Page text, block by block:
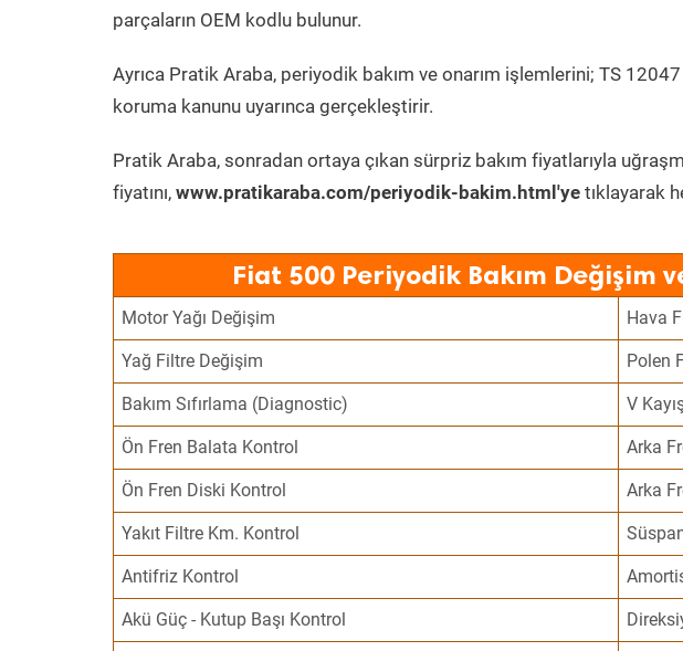
parçaların OEM kodlu bulunur.
Ayrıca Pratik Araba, periyodik bakım ve onarım işlemlerini; TS
koruma kanunu uyarınca gerçekleştirir.
Pratik Araba, sonradan ortaya çıkan sürpriz bakım fiyatlarıyla
fiyatını, www.pratikaraba.com/periyodik-bakim.html'ye tıklayarak
Fiat 500 Periyodik Bakım Değişim
Motor Yağı Değişim Hava
Yağ Filtre Değişim Polen
Bakım Sıfırlama (Diagnostic) V
Ön Fren Balata Kontrol Arka
Ön Fren Diski Kontrol Arka
Yakıt Filtre Km. Kontrol
Antifriz Kontrol
Akü Güç - Kutup Başı Kontrol